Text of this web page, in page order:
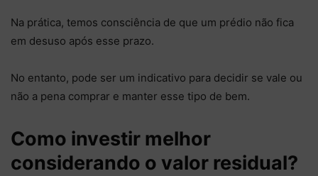
Na prática, temos consciência de que um prédio não fica
em desuso após esse prazo.
No entanto, pode ser um indicativo para decidir se vale ou
não a pena comprar e manter esse tipo de bem.
Como investir melhor
considerando o valor residual?